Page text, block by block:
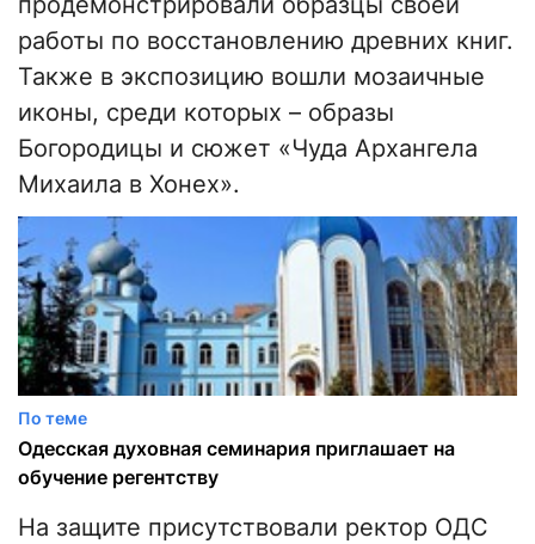
работы по восстановлению древних книг.
Также в экспозицию вошли мозаичные
иконы, среди которых – образы
Богородицы и сюжет «Чуда Архангела
Михаила в Хонех».
По теме
Одесская духовная семинария приглашает на
обучение регентству
На защите присутствовали ректор ОДС